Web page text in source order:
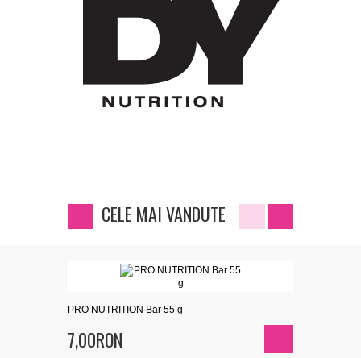
CELE MAI VANDUTE
PRO NUTRITION Bar 55 g
7,00RON